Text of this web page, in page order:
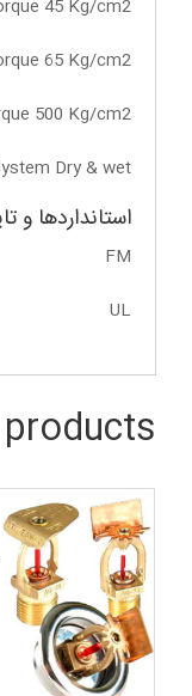
45 Kg/cm2
65 Kg/cm2
500 Kg/cm2
Dry & wet
استانداردها و
FM
UL